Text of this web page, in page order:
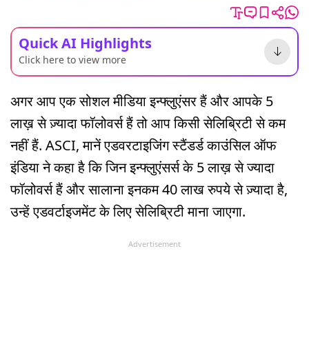
Quick AI Highlights
Click here to view more
अगर आप एक सोशल मीडिया इन्फ्लुएंसर हैं और आपके 5
लाख़ से ज़्यादा फॉलोवर्स हैं तो आप किसी सेलिब्रिटी से कम
नहीं हैं. ASCI, मानें एडवरटाइजिंग स्टैंडर्ड काउंसिल ऑफ
इंडिया ने कहा है कि जिन इन्फ्लुएंसर्स के 5 लाख़ से ज्यादा
फॉलोवर्स हैं और सालाना इनकम 40 लाख रुपये से ज़्यादा है,
उन्हें एडवर्टाइजमेंट के लिए सेलिब्रिटी माना जाएगा.
Advertisement